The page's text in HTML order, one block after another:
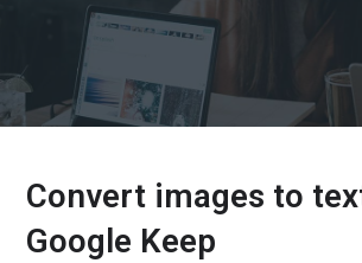
Convert images to
Google Keep